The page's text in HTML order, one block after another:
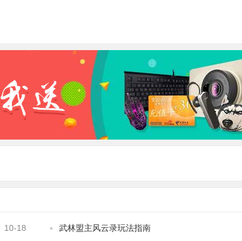
10-18
武林盟主风云录玩法指南